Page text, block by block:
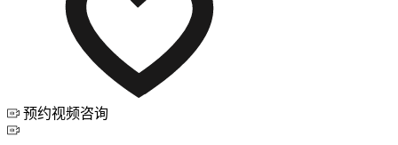
预约视频咨询